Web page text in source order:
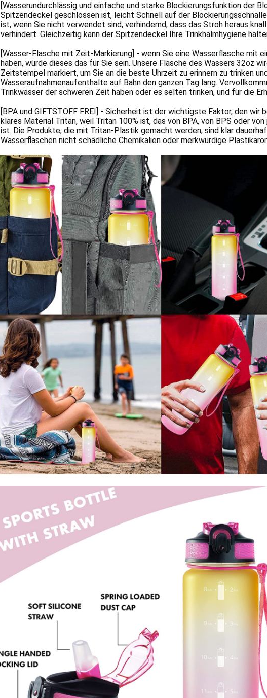
[Wasserundurchlässig und einfache und starke Blockierungsfunktion der
Spitzendeckel geschlossen ist, leicht Schnell auf der
ist, wenn Sie nicht verwendet sind, verhindernd, dass das Stroh heraus
verhindert. Gleichzeitig kann der Spitzendeckel Ihre Trinkhalmhygiene
[Wasser-Flasche mit Zeit-Markierung] - wenn Sie eine Wasserflasche mit
haben, würde dieses das für Sie sein. Unsere Flasche des Wassers 32oz
Zeitstempel markiert, um Sie an die beste Uhrzeit zu erinnern zu trinken
Wasseraufnahmenaufenthalte auf Bahn den ganzen Tag lang.
Trinkwasser der schweren Zeit haben oder es selten trinken, und für die
[BPA und GIFTSTOFF FREI] - Sicherheit ist der wichtigste Faktor, den
klares Material Tritan, weil Tritan 100% ist, das von BPA, von BPS oder
ist. Die Produkte, die mit Tritan-Plastik gemacht werden, sind klar
Wasserflaschen nicht schädliche Chemikalien oder merkwürdige